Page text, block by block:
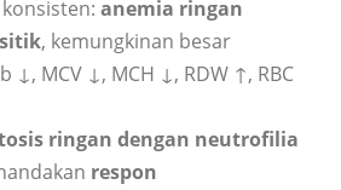
anemia ringan
, kemungkinan besar
↓, MCV ↓, MCH ↓, RDW ↑, RBC
ringan dengan neutrofilia
respon